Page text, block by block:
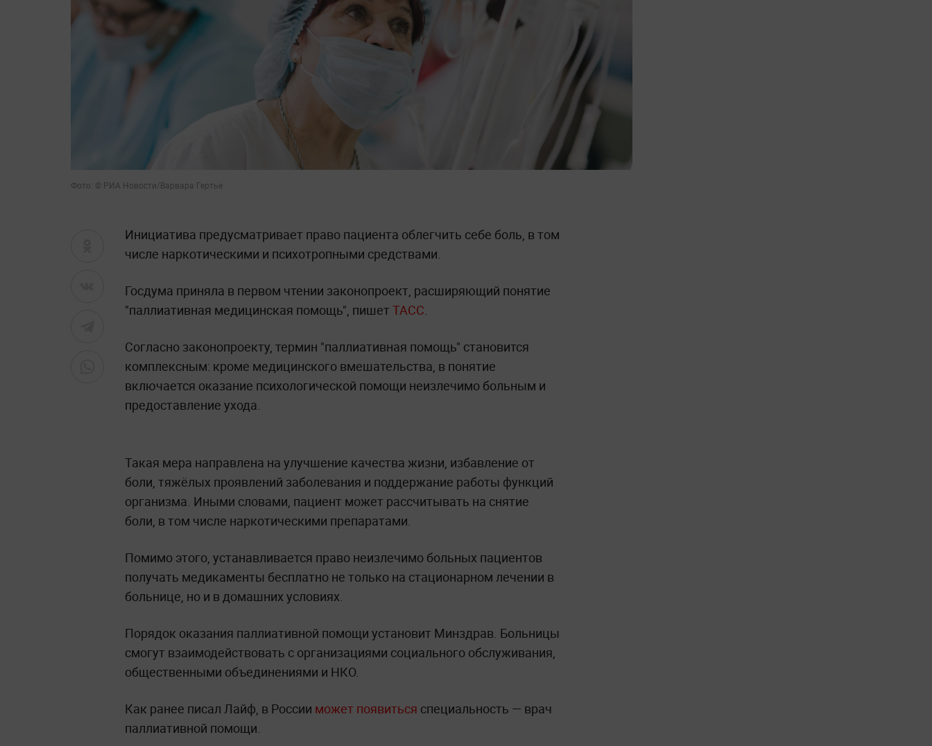
Фото: © РИА Новости/Варвара Гертье
Инициатива предусматривает право пациента облегчить себе боль, в том
числе наркотическими и психотропными средствами.
Госдума приняла в первом чтении законопроект, расширяющий понятие
"паллиативная медицинская помощь", пишет ТАСС
Согласно законопроекту, термин "паллиативная помощь" становится
комплексным: кроме медицинского вмешательства, в понятие
включается оказание психологической помощи неизлечимо больным и
предоставление ухода.
Такая мера направлена на улучшение качества жизни, избавление от
боли, тяжёлых проявлений заболевания и поддержание работы функций
организма. Иными словами, пациент может рассчитывать на снятие
боли, в том числе наркотическими препаратами.
Помимо этого, устанавливается право неизлечимо больных пациентов
получать медикаменты бесплатно не только на стационарном лечении в
больнице, но и в домашних условиях.
Порядок оказания паллиативной помощи установит Минздрав. Больницы
смогут взаимодействовать с организациями социального обслуживания,
общественными объединениями и НКО.
Как ранее писал Лайф, в России может появиться специальность — врач
паллиативной помощи.